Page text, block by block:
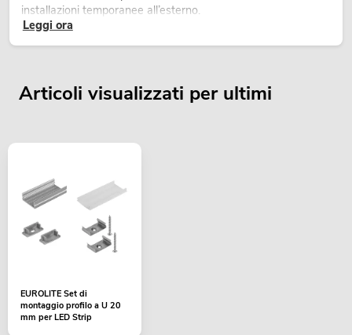
installazioni temporanee all’esterno.
Leggi ora
Articoli visualizzati per ultimi
EUROLITE Set di
montaggio profilo a U 20
mm per LED Strip